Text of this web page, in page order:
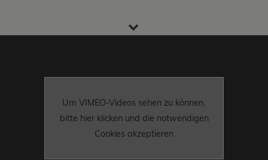
Um VIMEO-Videos sehen zu können,
bitte hier klicken und die notwendigen
Cookies akzeptieren